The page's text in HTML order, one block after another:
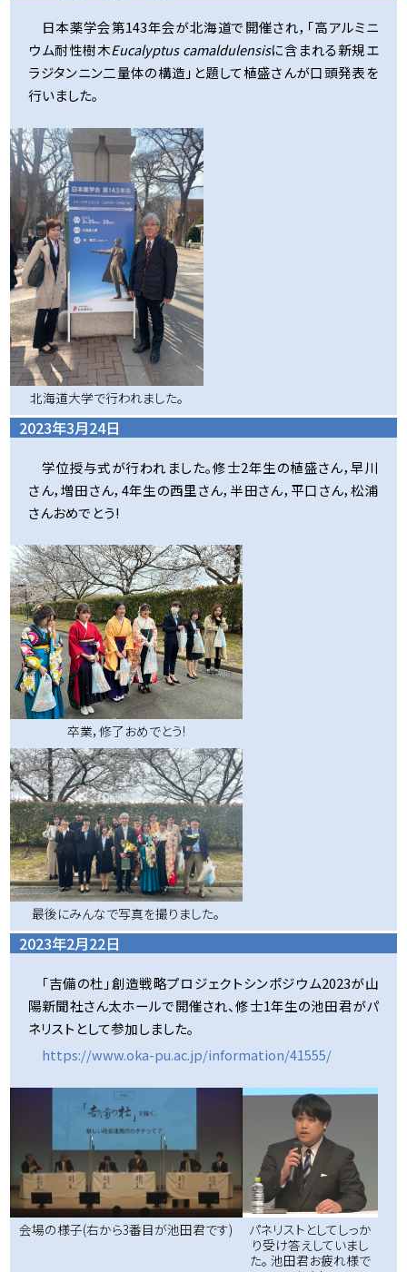
日本薬学会第143年会が北海道で開催され，「高アルミニ
ウム耐性樹木Eucalyptus camaldulensisに含まれる新規エ
ラジタンニン二量体の構造」と題して植盛さんが口頭発表を
行いました。
北海道大学で行われました。
2023年3月24日
学位授与式が行われました。修士2年生の植盛さん，早川
さん，増田さん，4年生の西里さん，半田さん，平口さん，松浦
さんおめでとう!
卒業，修了おめでとう!
最後にみんなで写真を撮りました。
2023年2月22日
「吉備の杜」創造戦略プロジェクトシンポジウム2023が山
陽新聞社さん太ホールで開催され、修士1年生の池田君がパ
ネリストとして参加しました。
https://www.oka-pu.ac.jp/information/41555/
会場の様子(右から3番目が池田君です)
パネリストとしてしっか
り受け答えしていまし
た。 池田君お疲れ様で